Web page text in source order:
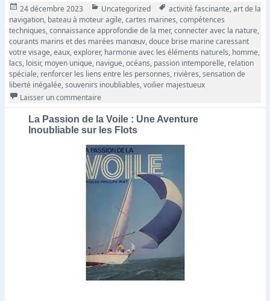
Publié
le
24 décembre 2023 Catégories
Uncategorized Tags
activité fascinante,art de la
navigation, bateau à moteur agile,cartes marines,compétences
techniques,connaissance approfondie de la mer,connecter avec la nature,
courants marins et des marées manœuv,douce brise marine caressant
votre visage,eaux,explorer, harmonie avec les éléments naturels, homme,
lacs, loisir, moyen unique, navigue,océans, passion intemporelle, relation
spéciale, renforcer les liens entre les personnes, rivières,sensation de
liberté inégalée,souvenirs inoubliables,voilier majestueux
Laisser un commentaire
La Passion de la Voile : Une Aventure
Inoubliable sur les Flots